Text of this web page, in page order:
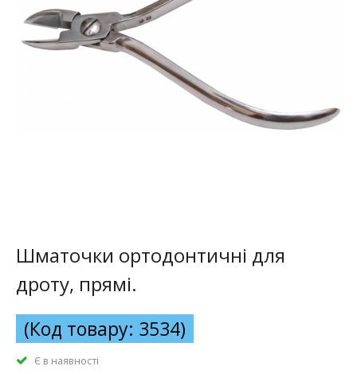
Шматочки ортодонтичні для
дроту, прямі.
(Код товару: 3534)
Є в наявності